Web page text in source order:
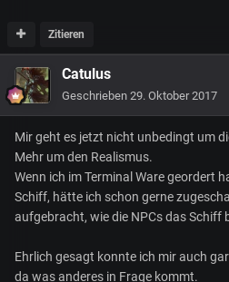
Zitieren
Catulus
Geschrieben 29. Oktober 2017
Mir geht es jetzt nicht unbedingt um
Mehr um den Realismus.
Wenn ich im Terminal Ware geordert
Schiff, hätte ich schon gerne
aufgebracht, wie die NPCs das Schiff
Ehrlich gesagt konnte ich mir auch
da was anderes in Frage kommt.